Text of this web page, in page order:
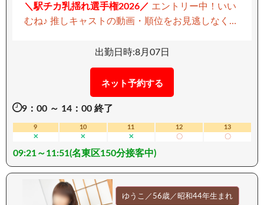
＼駅チカ乳揺れ選手権2026／ エントリー中！いい
むね♪ 推しキャストの動画・順位をお見逃しなく！
うと自然と心が溶けていくような、甘い主婦の魅
すちえみさんは、可愛い顔立ちにぴったりな巨乳
と美尻の組み合わせが、 視線を釘付けにせずには
いられないでしょう。 まるで恋人同士のように人
懐っこく寄り添う彼女の存在感は、 主婦らしい優
しさが溶け込んだ癒しのオーラを放っています。
そんな彼女の愛嬌たっぷりなサービスは、イチャ
イチャ好きでキスが大好きとあって、 受け身を好
む姿勢が敏感体質を刺激し、ド淫乱な一面が垣間
見えるはずです。 濃厚な密着プレイで、体温が伝
出勤日時:8月07日
ネット予約する
9：00 ～ 14：00 終了
9
✕
10
✕
11
✕
12
〇
13
〇
09:21～11:51(名東区150分接客中)
ゆうこ／56歳／昭和44年生まれ